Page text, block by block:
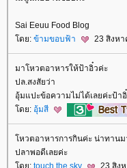
Sai Eeuu Food Blog
ดย: ข้ามขอบฟ้า 23 สิงหา
มาโหวตอาหารให้ป้าอิ๋วค่ะ
ปล.สงสัยว่า
อุ้มแปะข้อความไม่ได้เลยค่ะป้า
ดย: อุ้มสี
หวตอาหารการกินค่ะ น่าทานม
ปลาพอดีเลยค่ะ